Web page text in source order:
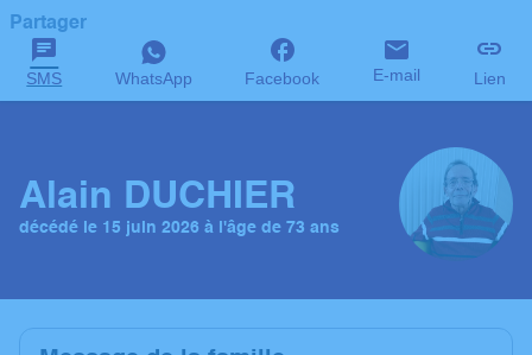
Partager
SMS WhatsApp Facebook E-mail Lien
Alain DUCHIER
décédé le 15 juin 2026 à l'âge de 73 ans